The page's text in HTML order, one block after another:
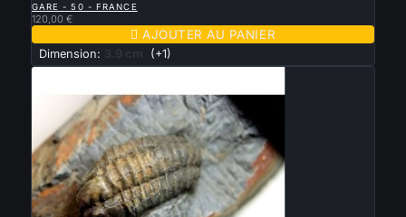
GARE - 50 - FRANCE
120,00 €
 AJOUTER AU PANIER
Dimension: 3.9 cm (+1)